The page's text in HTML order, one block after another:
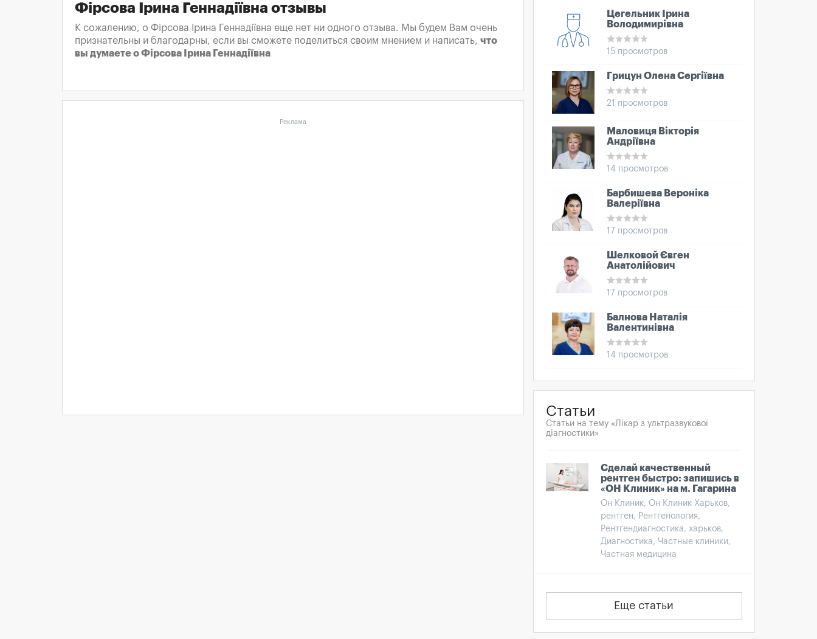
Фірсова Ірина Геннадіївна отзывы
К сожалению, о Фірсова Ірина Геннадіївна еще нет ни одного отзыва. Мы будем Вам очень
признательны и благодарны, если вы сможете поделиться своим мнением и написать, что
вы думаете о Фірсова Ірина Геннадіївна
Реклама
Цегельник Ірина
Володимирівна
15 просмотров
Грицун Олена Сергіївна
21 просмотров
Маловиця Вікторія
Андріївна
14 просмотров
Барбишева Вероніка
Валеріївна
17 просмотров
Шелковой Євген
Анатолійович
17 просмотров
Балнова Наталія
Валентинівна
14 просмотров
Статьи
Статьи на тему «Лікар з ультразвукової
діагностики»
Сделай качественный
рентген быстро: запишись в
«ОН Клиник» на м. Гагарина
Он Клиник, Он Клиник Харьков,
рентген, Рентгенология,
Рентгендиагностика, харьков,
Диагностика, Частные клиники,
Частная медицина
Еще статьи